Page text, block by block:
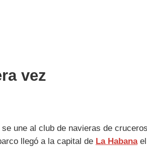
vez
une al club de navieras de
llegó a la capital de La Habanael